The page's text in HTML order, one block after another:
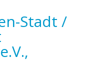
Stadt /